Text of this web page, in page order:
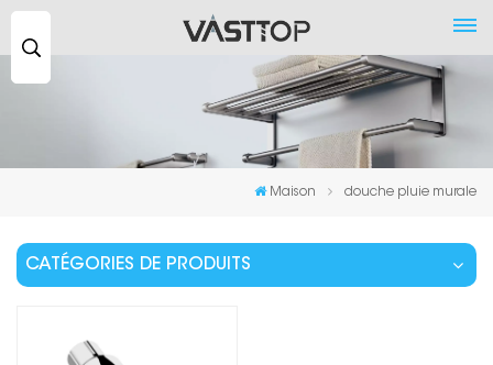
Maison douche pluie murale
CATÉGORIES DE PRODUITS